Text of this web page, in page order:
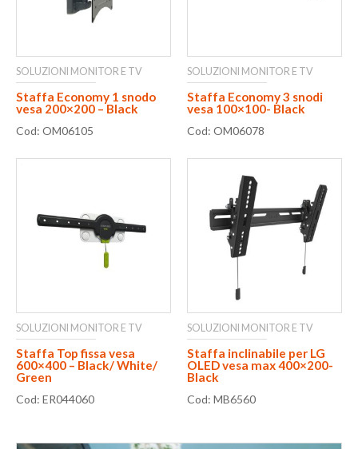
SOLUZIONI MONITOR E TV
Staffa Economy 1 snodo
vesa 200×200 – Black
Cod: OM06105
SOLUZIONI MONITOR E TV
Staffa Economy 3 snodi
vesa 100×100- Black
Cod: OM06078
SOLUZIONI MONITOR E TV
Staffa Top fissa vesa
600×400 – Black/ White/
Green
Cod: ER044060
SOLUZIONI MONITOR E TV
Staffa inclinabile per LG
OLED vesa max 400×200-
Black
Cod: MB6560